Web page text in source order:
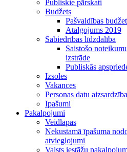
Publiskie pārskati
Budžets
Pašvaldības
Atalgojums 2019
Sabiedrības līdzdalība
Saistošo
izstrāde
Publiskās
Izsoles
Vakances
Personas datu aizsardzība
Īpašumi
Pakalpojumi
Veidlapas
Nekustamā īpašuma
atvieglojumi
Valsts iestāžu